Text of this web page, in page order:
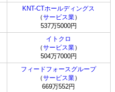
KNT-CTホールディングス
（サービス業）
537万5000円
イトクロ
（サービス業）
504万7000円
フィードフォースグループ
（サービス業）
669万552円